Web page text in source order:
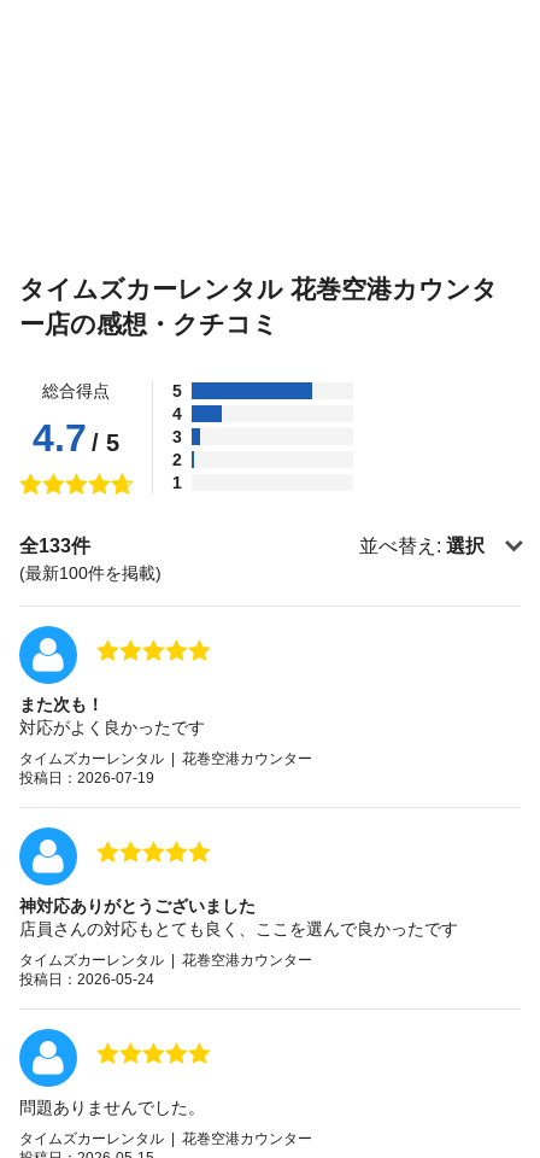
タイムズカーレンタル 花巻空港カウンタ
ー店の感想・クチコミ
総合得点
4.7 / 5
5
4
3
2
1
全133件
(最新100件を掲載)
並べ替え: 選択
また次も！
対応がよく良かったです
タイムズカーレンタル | 花巻空港カウンター
投稿日：2026-07-19
神対応ありがとうございました
店員さんの対応もとても良く、ここを選んで良かったです
タイムズカーレンタル | 花巻空港カウンター
投稿日：2026-05-24
問題ありませんでした。
タイムズカーレンタル | 花巻空港カウンター